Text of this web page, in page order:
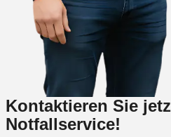
Kontaktieren Sie
Notfallservice!